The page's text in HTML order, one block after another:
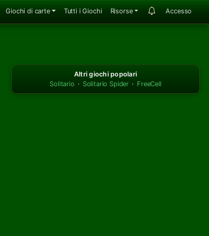
Giochi di carte Tutti i Giochi Risorse Accesso
Altri giochi popolari
Solitario · Solitario Spider · FreeCell